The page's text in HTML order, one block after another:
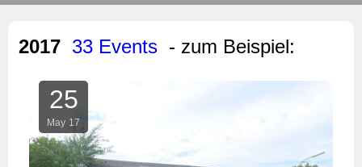
2017 33 Events - zum Beispiel:
25
May 17